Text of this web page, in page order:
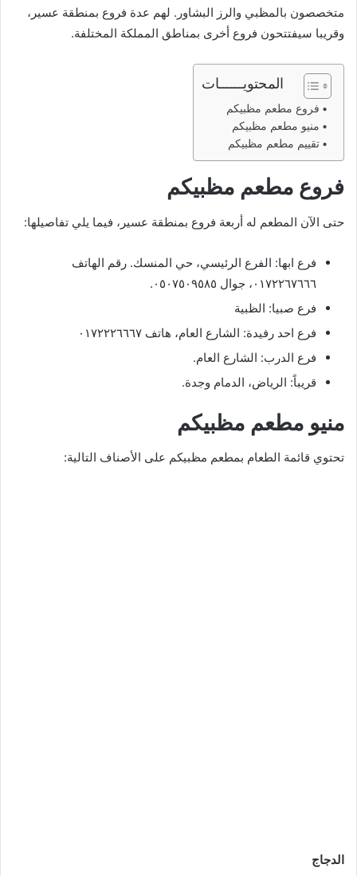
متخصصون بالمظبي والرز البشاور. لهم عدة فروع بمنطقة عسير،
وقريبا سيفتتحون فروع أخرى بمناطق المملكة المختلفة.
المحتويــــــات
فروع مطعم مظبيكم
منيو مطعم مظبيكم
تقييم مطعم مظبيكم
فروع مطعم مظبيكم
حتى الآن المطعم له أربعة فروع بمنطقة عسير، فيما يلي تفاصيلها:
فرع ابها: الفرع الرئيسي، حي المنسك. رقم الهاتف
٠١٧٢٢٦٧٦٦٦، جوال ٠٥٠٧٥٠٩٥٨٥.
فرع صبيا: الظبية
فرع احد رفيدة: الشارع العام، هاتف ٠١٧٢٢٢٦٦٦٧
فرع الدرب: الشارع العام.
قريباً: الرياض، الدمام وجدة.
منيو مطعم مظبيكم
تحتوي قائمة الطعام بمطعم مظبيكم على الأصناف التالية:
الدجاج